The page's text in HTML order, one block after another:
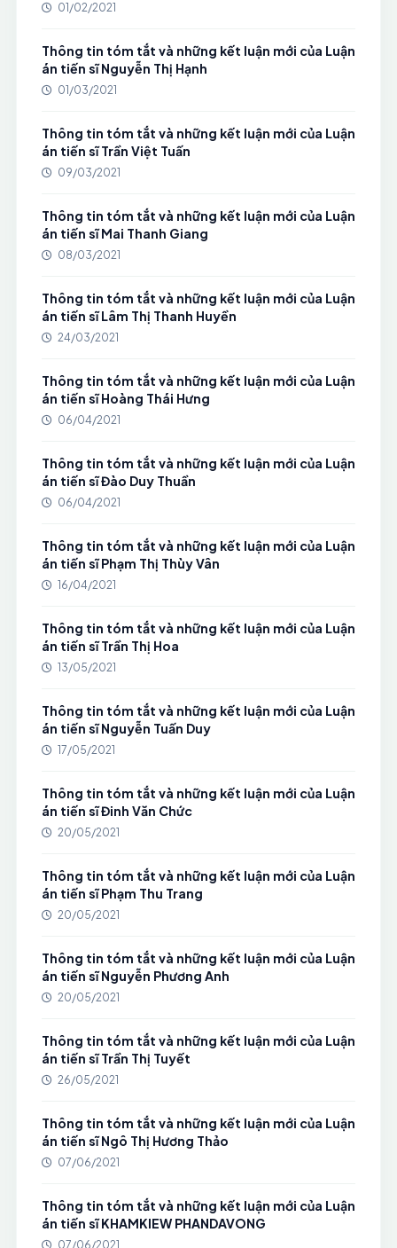
01/02/2021
Thông tin tóm tắt và những kết luận mới của Luận
án tiến sĩ Nguyễn Thị Hạnh
01/03/2021
Thông tin tóm tắt và những kết luận mới của Luận
án tiến sĩ Trần Việt Tuấn
09/03/2021
Thông tin tóm tắt và những kết luận mới của Luận
án tiến sĩ Mai Thanh Giang
08/03/2021
Thông tin tóm tắt và những kết luận mới của Luận
án tiến sĩ Lâm Thị Thanh Huyền
24/03/2021
Thông tin tóm tắt và những kết luận mới của Luận
án tiến sĩ Hoàng Thái Hưng
06/04/2021
Thông tin tóm tắt và những kết luận mới của Luận
án tiến sĩ Đào Duy Thuần
06/04/2021
Thông tin tóm tắt và những kết luận mới của Luận
án tiến sĩ Phạm Thị Thùy Vân
16/04/2021
Thông tin tóm tắt và những kết luận mới của Luận
án tiến sĩ Trần Thị Hoa
13/05/2021
Thông tin tóm tắt và những kết luận mới của Luận
án tiến sĩ Nguyễn Tuấn Duy
17/05/2021
Thông tin tóm tắt và những kết luận mới của Luận
án tiến sĩ Đinh Văn Chức
20/05/2021
Thông tin tóm tắt và những kết luận mới của Luận
án tiến sĩ Phạm Thu Trang
20/05/2021
Thông tin tóm tắt và những kết luận mới của Luận
án tiến sĩ Nguyễn Phương Anh
20/05/2021
Thông tin tóm tắt và những kết luận mới của Luận
án tiến sĩ Trần Thị Tuyết
26/05/2021
Thông tin tóm tắt và những kết luận mới của Luận
án tiến sĩ Ngô Thị Hương Thảo
07/06/2021
Thông tin tóm tắt và những kết luận mới của Luận
án tiến sĩ KHAMKIEW PHANDAVONG
07/06/2021